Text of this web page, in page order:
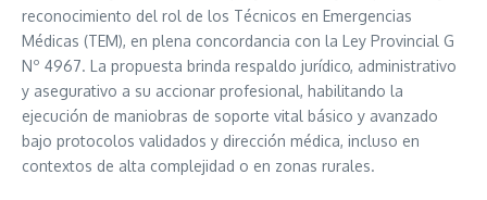
reconocimiento del rol de los Técnicos en Emergencias
Médicas (TEM), en plena concordancia con la Ley Provincial G
Nº 4967. La propuesta brinda respaldo jurídico, administrativo
y asegurativo a su accionar profesional, habilitando la
ejecución de maniobras de soporte vital básico y avanzado
bajo protocolos validados y dirección médica, incluso en
contextos de alta complejidad o en zonas rurales.